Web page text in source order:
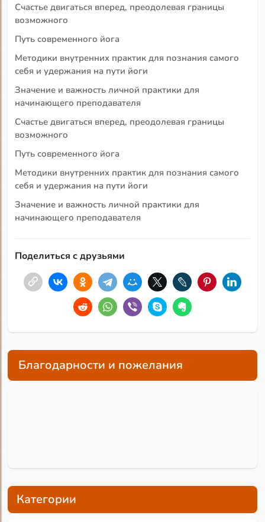
Счастье двигаться вперед, преодолевая границы
возможного
Путь современного йога
Методики внутренних практик для познания самого
себя и удержания на пути йоги
Значение и важность личной практики для
начинающего преподавателя
Счастье двигаться вперед, преодолевая границы
возможного
Путь современного йога
Методики внутренних практик для познания самого
себя и удержания на пути йоги
Значение и важность личной практики для
начинающего преподавателя
Поделиться с друзьями
Благодарности и пожелания
Категории